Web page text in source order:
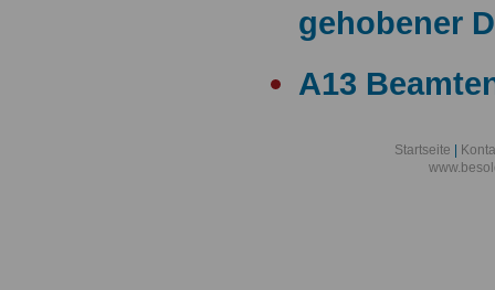
gehobener
A13
A13
Startseite